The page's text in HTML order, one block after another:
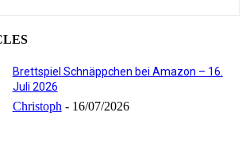
Brettspiel Schnäppchen bei Amazon – 16.
Juli 2026
Christoph - 16/07/2026